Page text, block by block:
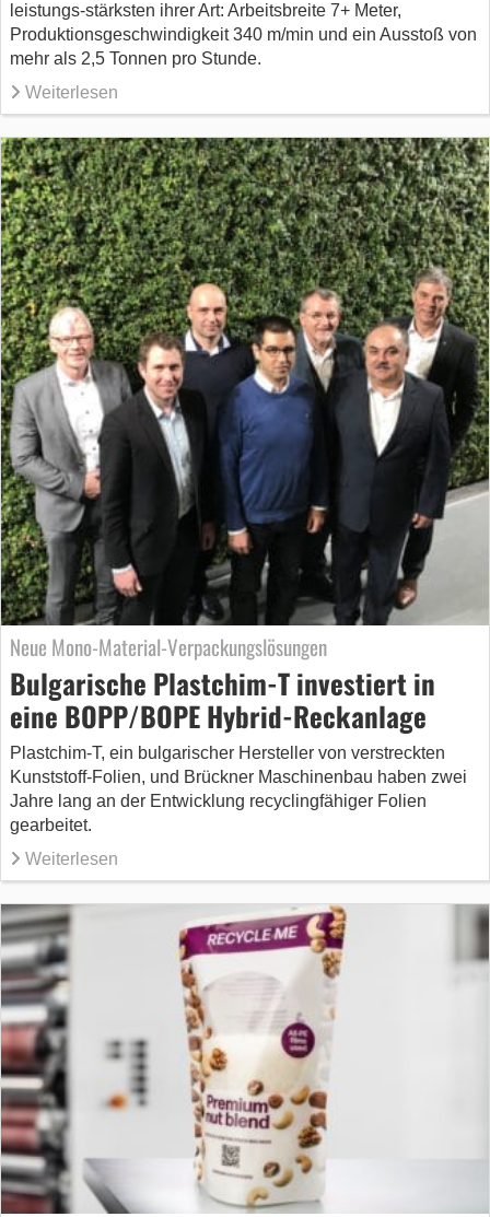
leistungs-stärksten ihrer Art: Arbeitsbreite 7+ Meter,
Produktionsgeschwindigkeit 340 m/min und ein Ausstoß von
mehr als 2,5 Tonnen pro Stunde.
Weiterlesen
Neue Mono-Material-Verpackungslösungen
Bulgarische Plastchim-T investiert in
eine BOPP/BOPE Hybrid-Reckanlage
Plastchim-T, ein bulgarischer Hersteller von verstreckten
Kunststoff-Folien, und Brückner Maschinenbau haben zwei
Jahre lang an der Entwicklung recyclingfähiger Folien
gearbeitet.
Weiterlesen